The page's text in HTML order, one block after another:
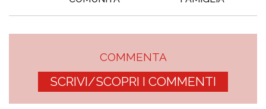
COMMENTA
SCRIVI/SCOPRI I COMMENTI